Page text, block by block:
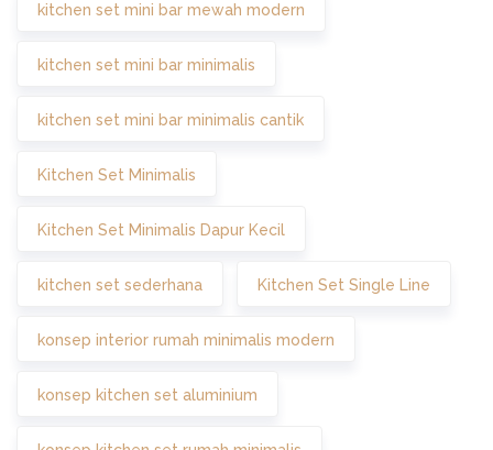
kitchen set mini bar mewah modern
kitchen set mini bar minimalis
kitchen set mini bar minimalis cantik
Kitchen Set Minimalis
Kitchen Set Minimalis Dapur Kecil
kitchen set sederhana Kitchen Set Single Line
konsep interior rumah minimalis modern
konsep kitchen set aluminium